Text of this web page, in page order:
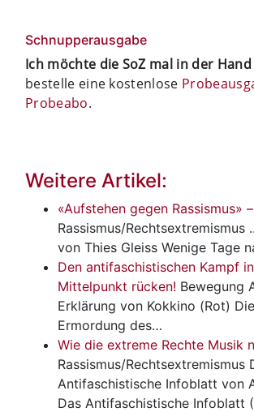
Schnupperausgabe
Ich möchte die SoZ mal in der
bestelle eine kostenlose
Probeabo.
Weitere Artikel:
«Aufstehen gegen Rassismus»
Rassismus/Rechtsextremismus
von Thies Gleiss Wenige Tage
Den antifaschistischen Kampf
Mittelpunkt rücken! Bewegung
Erklärung von Kokkino (Rot)
Ermordung des…
Wie die extreme Rechte Musik
Rassismus/Rechtsextremismus
Antifaschistische Infoblatt von
Das Antifaschistische Infoblatt